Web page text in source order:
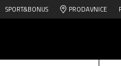
SPORT&BONUS PRODAVNICE